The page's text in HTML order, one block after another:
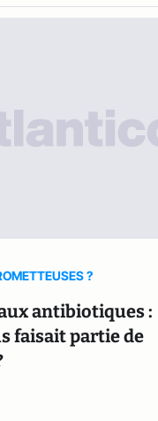
?
antibiotiques :
faisait partie de